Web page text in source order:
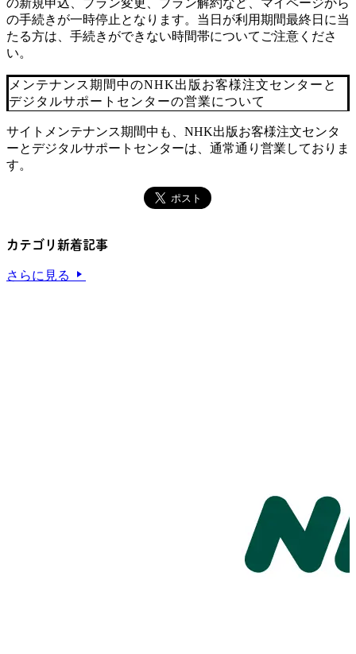
の手続きが一時停止となります。当日が利用期間最終日に当
たる方は、手続きができない時間帯についてご注意くださ
い。
メンテナンス期間中のNHK出版お客様注文センターと
デジタルサポートセンターの営業について
サイトメンテナンス期間中も、NHK出版お客様注文センタ
ーとデジタルサポートセンターは、通常通り営業しておりま
す。
カテゴリ新着記事
さらに見る